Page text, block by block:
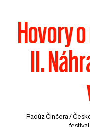
Hovory
II.
Radúz Činčera /